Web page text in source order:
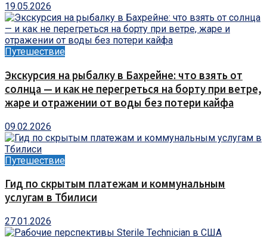
19.05.2026
Путешествие
Экскурсия на рыбалку в Бахрейне: что взять от
солнца — и как не перегреться на борту при ветре,
жаре и отражении от воды без потери кайфа
09.02.2026
Путешествие
Гид по скрытым платежам и коммунальным
услугам в Тбилиси
27.01.2026